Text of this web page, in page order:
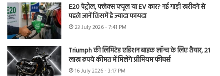
E20 पेट्रोल, फ्लेक्स फ्यूल या EV कार? नई गाड़ी खरीदने से
पहले जानें किसमें है ज्यादा फायदा
23 July 2026 - 7:41 PM
Triumph की लिमिटेड एडिशन बाइक लॉन्च के लिए तैयार, 21
लाख रुपये कीमत में मिलेंगे प्रीमियम फीचर्स
16 July 2026 - 3:17 PM